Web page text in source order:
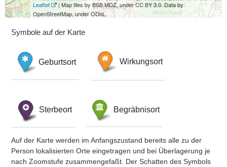
Leaflet
| Map tiles by BSB MDZ, under CC BY 3.0. Data by
OpenStreetMap, under ODbL.
Symbole auf der Karte
Geburtsort Wirkungsort
Sterbeort Begräbnisort
Auf der Karte werden im Anfangszustand bereits alle zu der
Person lokalisierten Orte eingetragen und bei Überlagerung je
nach Zoomstufe zusammengefaßt. Der Schatten des Symbols